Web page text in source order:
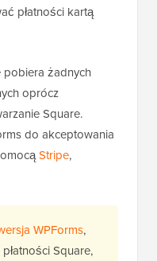
płatności kartą
pobiera żadnych
oprócz
Square.
do akceptowania
Stripe,
WPForms,
Square,